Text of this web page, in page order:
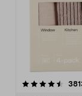
4.5av 5